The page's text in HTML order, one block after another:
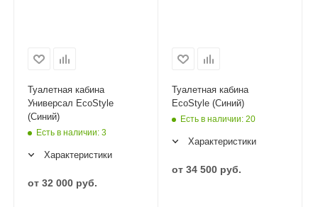
Туалетная кабина
Универсал EcoStyle
(Синий)
Есть в наличии: 3
Характеристики
от 32 000 руб.
Туалетная кабина
EcoStyle (Синий)
Есть в наличии: 20
Характеристики
от 34 500 руб.